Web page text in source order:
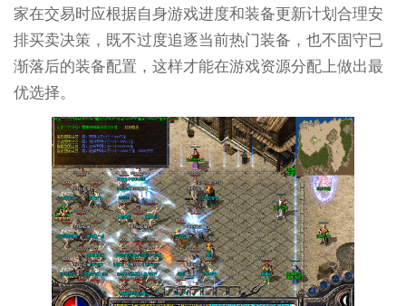
家在交易时应根据自身游戏进度和装备更新计划合理安
排买卖决策，既不过度追逐当前热门装备，也不固守已
渐落后的装备配置，这样才能在游戏资源分配上做出最
优选择。